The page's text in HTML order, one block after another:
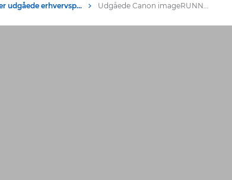
Arkiv over udgåede erhvervsprodukter Udgåede Canon imageRUNNER-printere